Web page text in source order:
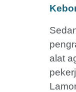
alat